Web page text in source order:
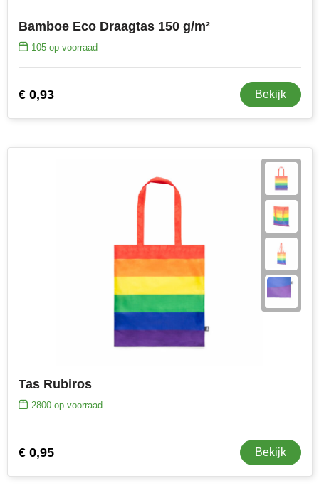
Bamboe Eco Draagtas 150 g/m²
105op voorraad
€ 0,93 Bekijk
Tas Rubiros
2800op voorraad
€ 0,95 Bekijk